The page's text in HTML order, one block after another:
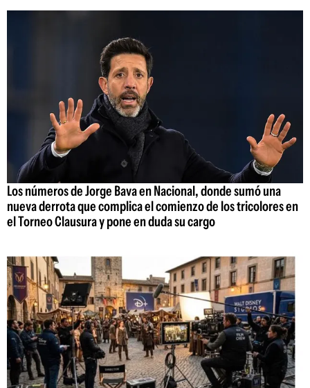
Los números de Jorge Bava en Nacional, donde sumó una
nueva derrota que complica el comienzo de los tricolores en
el Torneo Clausura y pone en duda su cargo